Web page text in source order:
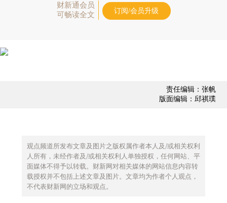
财新通会员
可畅读全文
订阅/会员升级
责任编辑：张帆
版面编辑：邱祺璞
观点频道所发布文章及图片之版权属作者本人及/或相关权利
人所有，未经作者及/或相关权利人单独授权，任何网站、平
面媒体不得予以转载。财新网对相关媒体的网站信息内容转
载授权并不包括上述文章及图片。文章均为作者个人观点，
不代表财新网的立场和观点。